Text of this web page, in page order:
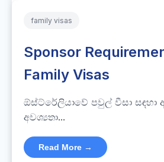
family visas
Sponsor
Family Visas
ඕස්ට්රේලියාවේ පවුල් වීසා සඳහා
අවශ්‍යතා...
Read More →